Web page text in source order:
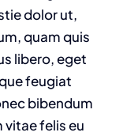
dolor ut,
quam quis
libero, eget
feugiat
bibendum
felis eu